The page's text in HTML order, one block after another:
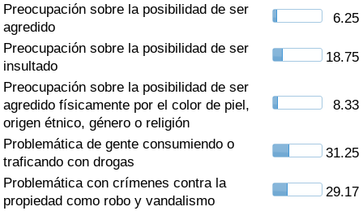
Preocupación sobre la posibilidad de ser
agredido
6.25
Preocupación sobre la posibilidad de ser
insultado
18.75
Preocupación sobre la posibilidad de ser
agredido físicamente por el color de piel,
origen étnico, género o religión
8.33
Problemática de gente consumiendo o
traficando con drogas
31.25
Problemática con crímenes contra la
propiedad como robo y vandalismo
29.17
Índice de Sanidad por País
Contaminación
Índice de Contaminación (Actual)
Índice de contaminación
Índice de Contaminación por País